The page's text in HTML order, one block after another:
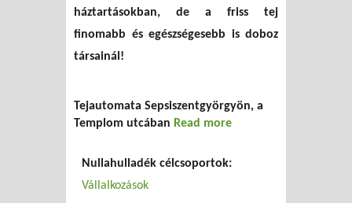
háztartásokban, de a friss tej
finomabb és egészségesebb is doboz
társainál!
Tejautomata Sepsiszentgyörgyön, a
Templom utcában Read more
Nullahulladék célcsoportok:
Vállalkozások